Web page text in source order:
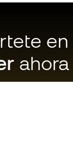
en
ahora